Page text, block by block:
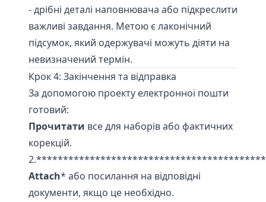
- дрібні деталі наповнювача або підкреслити
важливі завдання. Метою є лаконічний
підсумок, який одержувачі можуть діяти на
невизначений термін.
Крок 4: Закінчення та відправка
За допомогою проекту електронної пошти
готовий:
Прочитати все для наборів або фактичних
корекцій.
Attach* або посилання на відповідні
документи, якщо це необхідно.